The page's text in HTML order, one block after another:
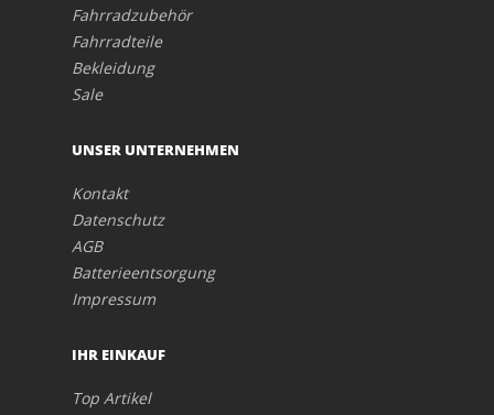
Fahrradzubehör
Fahrradteile
Bekleidung
Sale
UNSER UNTERNEHMEN
Kontakt
Datenschutz
AGB
Batterieentsorgung
Impressum
IHR EINKAUF
Top Artikel